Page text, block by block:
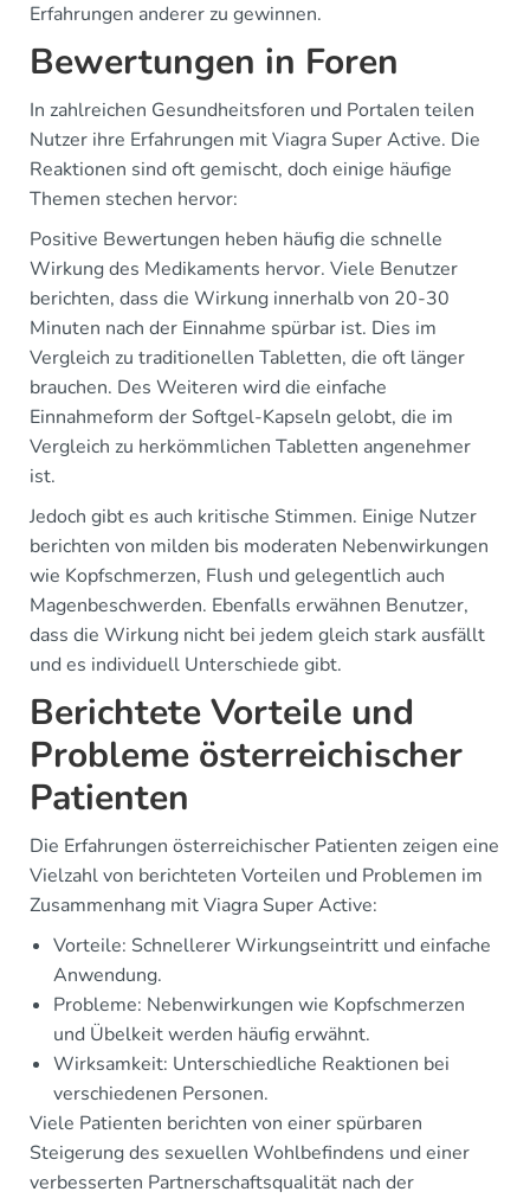
Erfahrungen anderer zu gewinnen.
Bewertungen in Foren
In zahlreichen Gesundheitsforen und Portalen teilen
Nutzer ihre Erfahrungen mit Viagra Super Active. Die
Reaktionen sind oft gemischt, doch einige häufige
Themen stechen hervor:
Positive Bewertungen heben häufig die schnelle
Wirkung des Medikaments hervor. Viele Benutzer
berichten, dass die Wirkung innerhalb von 20-30
Minuten nach der Einnahme spürbar ist. Dies im
Vergleich zu traditionellen Tabletten, die oft länger
brauchen. Des Weiteren wird die einfache
Einnahmeform der Softgel-Kapseln gelobt, die im
Vergleich zu herkömmlichen Tabletten angenehmer
ist.
Jedoch gibt es auch kritische Stimmen. Einige Nutzer
berichten von milden bis moderaten Nebenwirkungen
wie Kopfschmerzen, Flush und gelegentlich auch
Magenbeschwerden. Ebenfalls erwähnen Benutzer,
dass die Wirkung nicht bei jedem gleich stark ausfällt
und es individuell Unterschiede gibt.
Berichtete Vorteile und
Probleme österreichischer
Patienten
Die Erfahrungen österreichischer Patienten zeigen eine
Vielzahl von berichteten Vorteilen und Problemen im
Zusammenhang mit Viagra Super Active:
Vorteile: Schnellerer Wirkungseintritt und einfache
Anwendung.
Probleme: Nebenwirkungen wie Kopfschmerzen
und Übelkeit werden häufig erwähnt.
Wirksamkeit: Unterschiedliche Reaktionen bei
verschiedenen Personen.
Viele Patienten berichten von einer spürbaren
Steigerung des sexuellen Wohlbefindens und einer
verbesserten Partnerschaftsqualität nach der